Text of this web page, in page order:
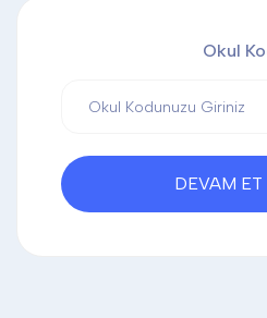
Okul
DEVAM ET